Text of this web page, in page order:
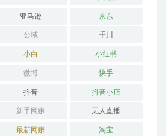
亚马逊 京东
公域 千川
小白 小红书
微博 快手
抖音 抖音小店
新手网赚 无人直播
最新网赚 淘宝